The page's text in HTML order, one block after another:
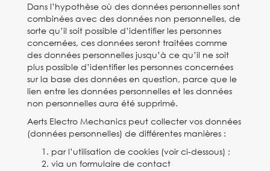
Dans l’hypothèse où des données personnelles sont
combinées avec des données non personnelles, de
sorte qu’il soit possible d’identifier les personnes
concernées, ces données seront traitées comme
des données personnelles jusqu’à ce qu’il ne soit
plus possible d’identifier les personnes concernées
sur la base des données en question, parce que le
lien entre les données personnelles et les données
non personnelles aura été supprimé.
Aerts Electro Mechanics peut collecter vos données
(données personnelles) de différentes manières :
par l’utilisation de cookies (voir ci-dessous) ;
via un formulaire de contact